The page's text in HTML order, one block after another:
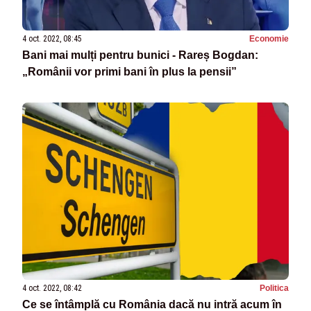
4 oct. 2022, 08:45 Economie
Bani mai mulți pentru bunici - Rareș Bogdan:
„Românii vor primi bani în plus la pensii”
4 oct. 2022, 08:42 Politica
Ce se întâmplă cu România dacă nu intră acum în